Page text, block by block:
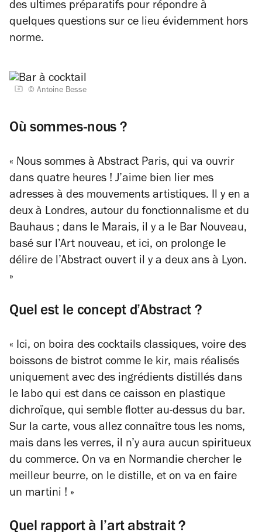
des ultimes préparatifs pour répondre à
quelques questions sur ce lieu évidemment hors
norme.
© Antoine Besse
Où sommes-nous ?
« Nous sommes à Abstract Paris, qui va ouvrir
dans quatre heures ! J’aime bien lier mes
adresses à des mouvements artistiques. Il y en a
deux à Londres, autour du fonctionnalisme et du
Bauhaus ; dans le Marais, il y a le Bar Nouveau,
basé sur l’Art nouveau, et ici, on prolonge le
délire de l’Abstract ouvert il y a deux ans à Lyon.
»
Quel est le concept d’Abstract ?
« Ici, on boira des cocktails classiques, voire des
boissons de bistrot comme le kir, mais réalisés
uniquement avec des ingrédients distillés dans
le labo qui est dans ce caisson en plastique
dichroïque, qui semble flotter au-dessus du bar.
Sur la carte, vous allez connaître tous les noms,
mais dans les verres, il n’y aura aucun spiritueux
du commerce. On va en Normandie chercher le
meilleur beurre, on le distille, et on va en faire
un martini ! »
Quel rapport à l’art abstrait ?